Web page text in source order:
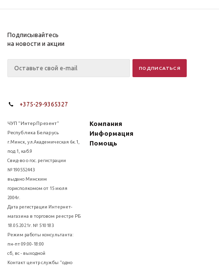
Подписывайтесь
на новости и акции
+375-29-9365327
ЧУП "ИнтерПрезент"
Республика Беларусь
г.Минск, ул.Академическая 6к.1,
под.1, каб.9
Свид-во о гос. регистрации
№190552443
выдано Минским
горисполкомом от 15 июля
2004г.
Дата регистрации Интернет-
магазина в торговом реестре РБ
18.05.2021г. № 510183
Режим работы консультанта:
пн-пт 09:00-18:00
сб, вс - выходной
Контакт центр службы "одно
Компания
Информация
Помощь